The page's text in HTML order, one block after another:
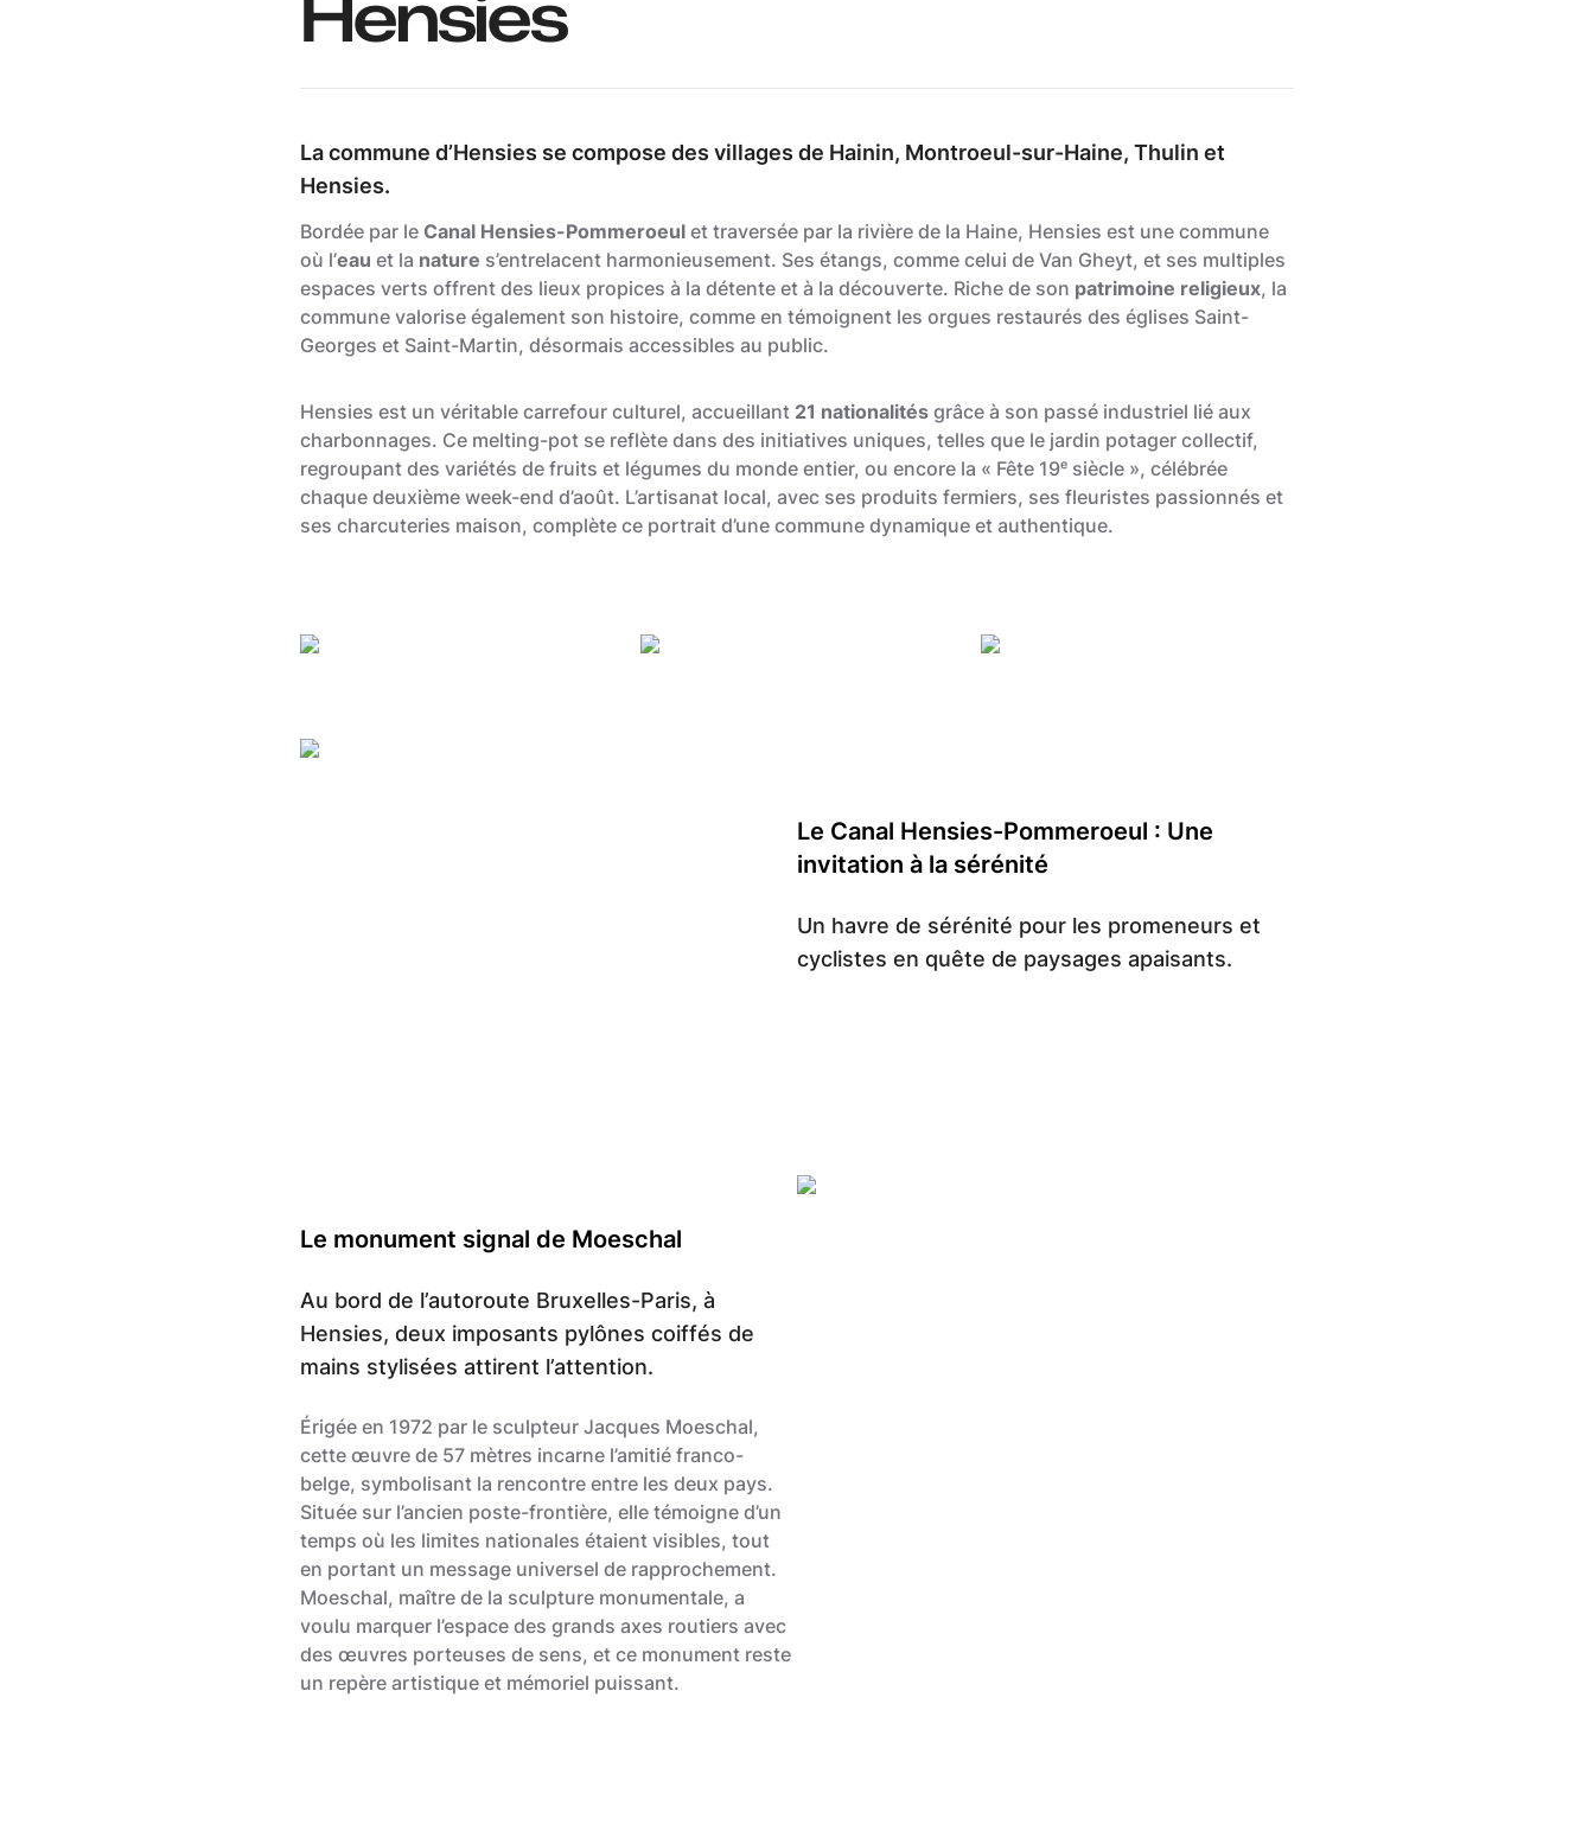
La commune d’Hensies se compose des villages de Hainin, Montroeul-sur-Haine, Thulin et
Hensies.
Bordée par le Canal Hensies-Pommeroeul et traversée par la rivière de la Haine, Hensies est une commune
où l’eau et la nature s’entrelacent harmonieusement. Ses étangs, comme celui de Van Gheyt, et ses multiples
espaces verts offrent des lieux propices à la détente et à la découverte. Riche de son patrimoine religieux, la
commune valorise également son histoire, comme en témoignent les orgues restaurés des églises Saint-
Georges et Saint-Martin, désormais accessibles au public.
Hensies est un véritable carrefour culturel, accueillant 21 nationalités grâce à son passé industriel lié aux
charbonnages. Ce melting-pot se reflète dans des initiatives uniques, telles que le jardin potager collectif,
regroupant des variétés de fruits et légumes du monde entier, ou encore la « Fête 19ᵉ siècle », célébrée
chaque deuxième week-end d’août. L’artisanat local, avec ses produits fermiers, ses fleuristes passionnés et
ses charcuteries maison, complète ce portrait d’une commune dynamique et authentique.
Le Canal Hensies-Pommeroeul : Une
invitation à la sérénité
Un havre de sérénité pour les promeneurs et
cyclistes en quête de paysages apaisants.
Le monument signal de Moeschal
Au bord de l’autoroute Bruxelles-Paris, à
Hensies, deux imposants pylônes coiffés de
mains stylisées attirent l’attention.
Érigée en 1972 par le sculpteur Jacques Moeschal,
cette œuvre de 57 mètres incarne l’amitié franco-
belge, symbolisant la rencontre entre les deux pays.
Située sur l’ancien poste-frontière, elle témoigne d’un
temps où les limites nationales étaient visibles, tout
en portant un message universel de rapprochement.
Moeschal, maître de la sculpture monumentale, a
voulu marquer l’espace des grands axes routiers avec
des œuvres porteuses de sens, et ce monument reste
un repère artistique et mémoriel puissant.